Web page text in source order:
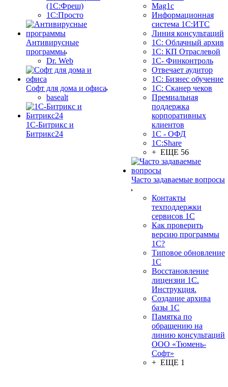
(1С:Фреш)
1С:Просто
Антивирусные
программы
Dr. Web
Софт для дома и офиса
basealt
1С-Битрикс и
Битрикс24
Mag1c
Информационная
система 1С:ИТС
Линия консультаций
1С: Облачный архив
1С: КП Отраслевой
1С- Финконтроль
Отвечает аудитор
1С: Бизнес обучение
1С: Сканер чеков
Премиальная
поддержка
корпоративных
клиентов
1С - ОФД
1С:Share
+ ЕЩЕ 56
Часто задаваемые вопросы
Контакты
техподдержки
сервисов 1С
Как проверить
версию программы
1С?
Типовое обновление
1С
Восстановление
лицензии 1С.
Инструкция.
Создание архива
базы 1С
Памятка по
обращению на
линию консультаций
ООО «Тюмень-
Софт»
+ ЕЩЕ 1